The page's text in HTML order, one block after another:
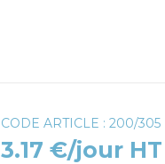
CODE ARTICLE : 200/305
3.17 €/jour HT